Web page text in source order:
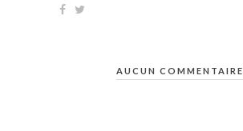
AUCUN COMMENTAIRE